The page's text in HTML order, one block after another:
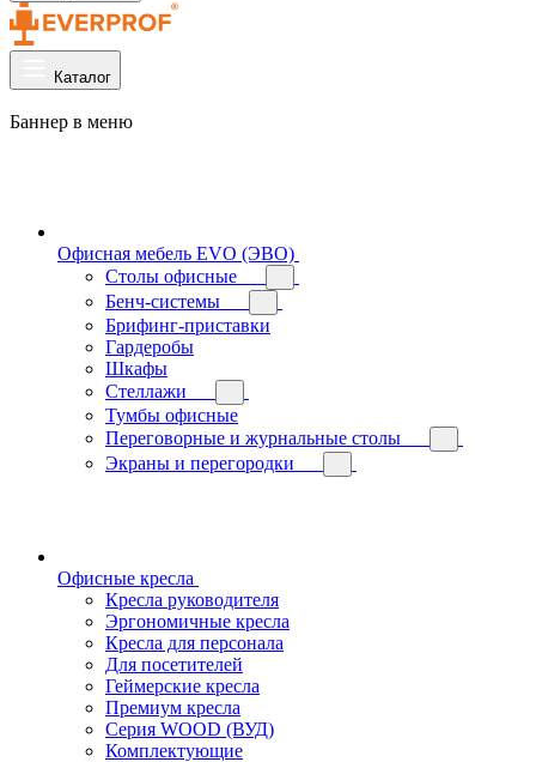
Каталог
Баннер в меню
Офисная мебель EVO (ЭВО)
Cтолы офисные
Бенч-системы
Брифинг-приставки
Гардеробы
Шкафы
Стеллажи
Тумбы офисные
Переговорные и журнальные столы
Экраны и перегородки
Офисные кресла
Кресла руководителя
Эргономичные кресла
Кресла для персонала
Для посетителей
Геймерские кресла
Премиум кресла
Серия WOOD (ВУД)
Комплектующие